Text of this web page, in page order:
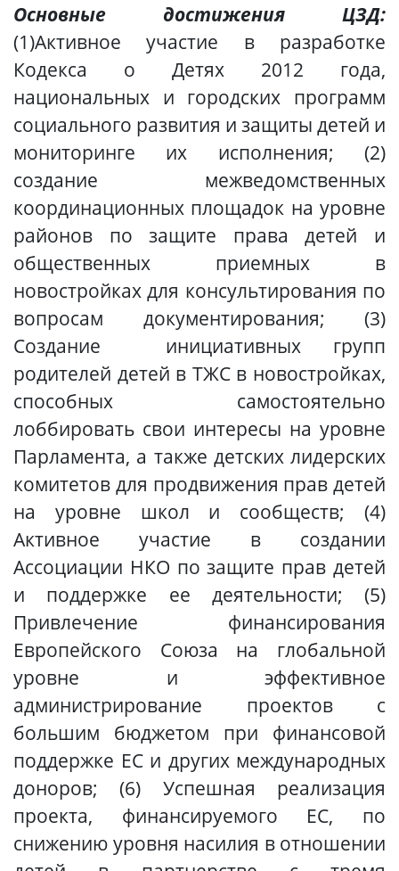
Основные достижения ЦЗД:
(1)Активное участие в разработке
Кодекса о Детях 2012 года,
национальных и городских программ
социального развития и защиты детей и
мониторинге их исполнения; (2)
создание межведомственных
координационных площадок на уровне
районов по защите права детей и
общественных приемных в
новостройках для консультирования по
вопросам документирования; (3)
Создание инициативных групп
родителей детей в ТЖС в новостройках,
способных самостоятельно
лоббировать свои интересы на уровне
Парламента, а также детских лидерских
комитетов для продвижения прав детей
на уровне школ и сообществ; (4)
Активное участие в создании
Ассоциации НКО по защите прав детей
и поддержке ее деятельности; (5)
Привлечение финансирования
Европейского Союза на глобальной
уровне и эффективное
администрирование проектов с
большим бюджетом при финансовой
поддержке ЕС и других международных
доноров; (6) Успешная реализация
проекта, финансируемого ЕС, по
снижению уровня насилия в отношении